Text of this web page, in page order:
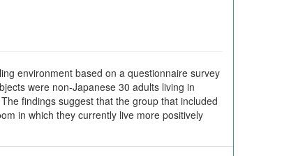
environment based on a questionnaire survey
were non-Japanese 30 adults living in
findings suggest that the group that included
in which they currently live more positively